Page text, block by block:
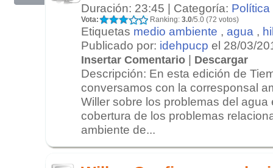
Duración: 23:45 | Categoría: Política
Vota: Ranking: 3.0/5.0 (72 votos)
Etiquetas medio ambiente , agua ,
Publicado por: idehpucp el 28/03/
Insertar Comentario | Descargar
Descripción: En esta edición de
conversamos con la corresponsal
Willer sobre los problemas del agua
cobertura de los problemas
ambiente de...